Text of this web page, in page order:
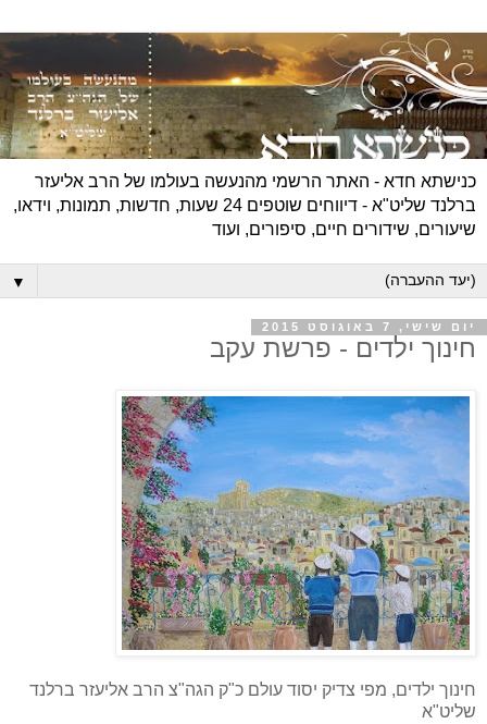
כנישתא חדא - האתר הרשמי מהנעשה בעולמו של הרב אליעזר
ברלנד שליט"א - דיווחים שוטפים 24 שעות, חדשות, תמונות, וידאו,
שיעורים, שידורים חיים, סיפורים, ועוד
▼
יום שישי, 7 באוגוסט 2015
חינוך ילדים - פרשת עקב
חינוך ילדים, מפי צדיק יסוד עולם כ"ק הגה"צ הרב אליעזר ברלנד
שליט"א